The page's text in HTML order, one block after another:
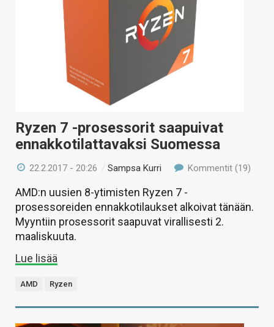
Ryzen 7 -prosessorit saapuivat
ennakkotilattavaksi Suomessa
22.2.2017 - 20:26 /Sampsa Kurri Kommentit (19)
AMD:n uusien 8-ytimisten Ryzen 7 -
prosessoreiden ennakkotilaukset alkoivat tänään.
Myyntiin prosessorit saapuvat virallisesti 2.
maaliskuuta.
Lue lisää
AMD Ryzen